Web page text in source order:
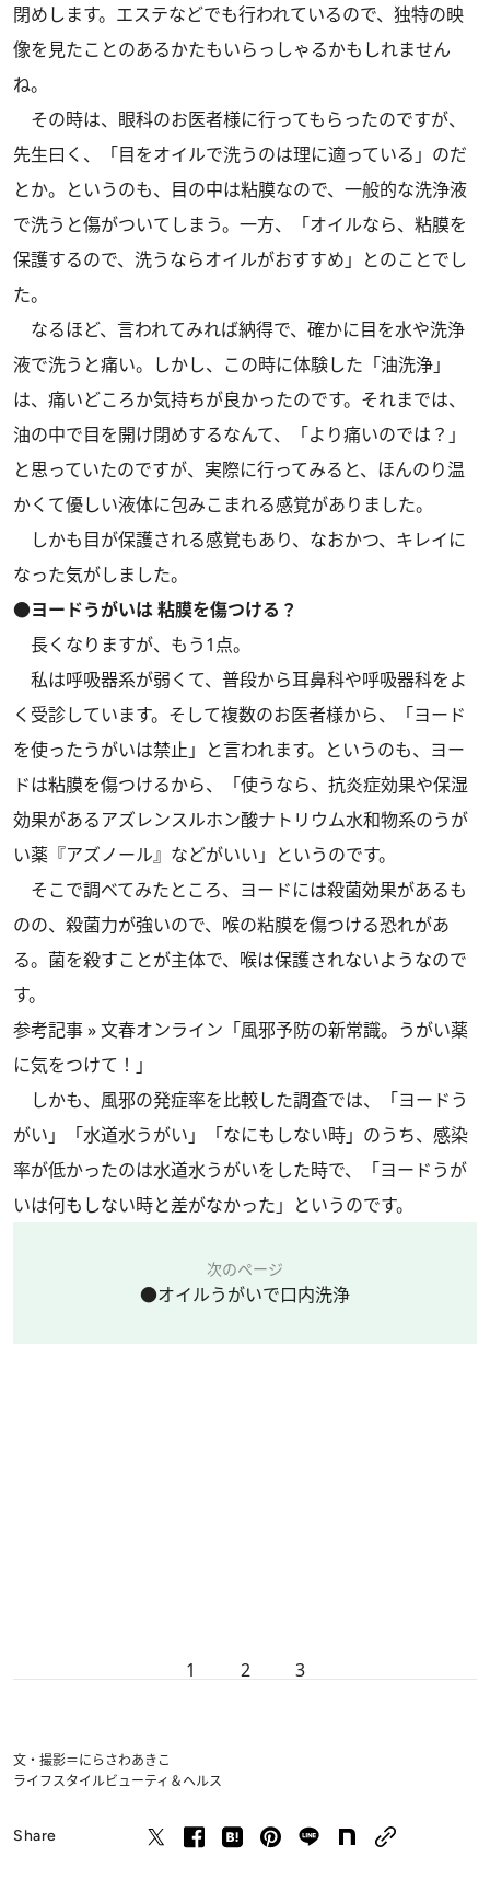
閉めします。エステなどでも行われているので、独特の映
像を見たことのあるかたもいらっしゃるかもしれません
ね。
その時は、眼科のお医者様に行ってもらったのですが、
先生曰く、「目をオイルで洗うのは理に適っている」のだ
とか。というのも、目の中は粘膜なので、一般的な洗浄液
で洗うと傷がついてしまう。一方、「オイルなら、粘膜を
保護するので、洗うならオイルがおすすめ」とのことでし
た。
なるほど、言われてみれば納得で、確かに目を水や洗浄
液で洗うと痛い。しかし、この時に体験した「油洗浄」
は、痛いどころか気持ちが良かったのです。それまでは、
油の中で目を開け閉めするなんて、「より痛いのでは？」
と思っていたのですが、実際に行ってみると、ほんのり温
かくて優しい液体に包みこまれる感覚がありました。
しかも目が保護される感覚もあり、なおかつ、キレイに
なった気がしました。
●ヨードうがいは 粘膜を傷つける？
長くなりますが、もう1点。
私は呼吸器系が弱くて、普段から耳鼻科や呼吸器科をよ
く受診しています。そして複数のお医者様から、「ヨード
を使ったうがいは禁止」と言われます。というのも、ヨー
ドは粘膜を傷つけるから、「使うなら、抗炎症効果や保湿
効果があるアズレンスルホン酸ナトリウム水和物系のうが
い薬『アズノール』などがいい」というのです。
そこで調べてみたところ、ヨードには殺菌効果があるも
のの、殺菌力が強いので、喉の粘膜を傷つける恐れがあ
る。菌を殺すことが主体で、喉は保護されないようなので
す。
参考記事 »文春オンライン「風邪予防の新常識。うがい薬
に気をつけて！」
しかも、風邪の発症率を比較した調査では、「ヨードう
がい」「水道水うがい」「なにもしない時」のうち、感染
率が低かったのは水道水うがいをした時で、「ヨードうが
いは何もしない時と差がなかった」というのです。
次のページ
●オイルうがいで口内洗浄
1 2 3
文・撮影＝にらさわあきこ
ライフスタイルビューティ＆ヘルス
Share